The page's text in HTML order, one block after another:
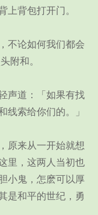
上背包打开门。
论如何我们都会
附和。
道：「如果有找
线索给你们的。」
来从一开始就想
里，这两人当初也
小鬼，怎麽可以厚
是和平的世纪，勇